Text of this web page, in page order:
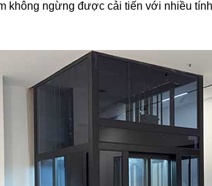
không ngừng được cải tiến với nhiều